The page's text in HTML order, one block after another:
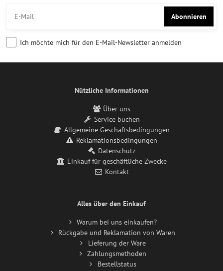
Abonnieren
Ich möchte mich für den E-Mail-Newsletter anmelden
Nützliche Informationen
Über uns
Service buchen
Allgemeine Geschäftsbedingungen
Reklamationsbedingungen
Datenschutz
Einkauf für geschäftliche Zwecke
Kontakt
Alles über den Einkauf
Warum bei uns einkaufen?
Rückgabe und Reklamation von Waren
Lieferung der Ware
Zahlungsmethoden
Bestellstatus